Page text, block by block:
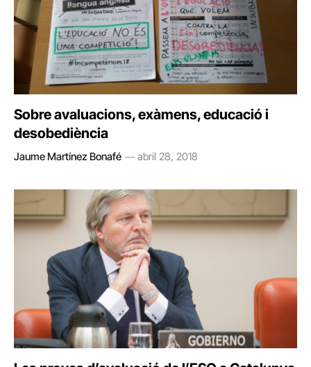
Sobre avaluacions, exàmens, educació i
desobediència
Jaume Martínez Bonafé abril 28, 2018